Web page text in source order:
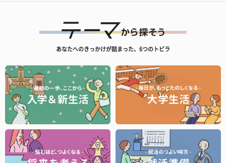
あなたへのきっかけが詰まった、6つのトビラ